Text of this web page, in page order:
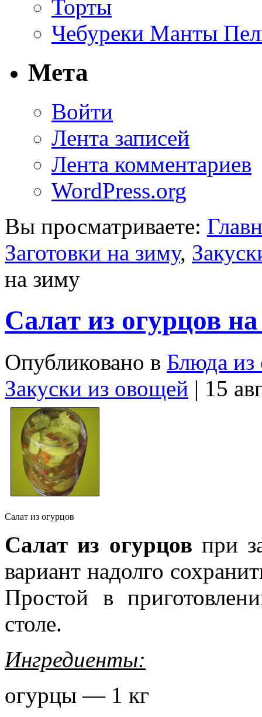
Торты
Чебуреки Манты
Мета
Войти
Лента записей
Лента комментариев
WordPress.org
Вы просматриваете:
Заготовки на зиму,
на зиму
Салат из огурцов
Опубликовано в Блюда
Закуски из овощей | 15
Салат из огурцов
Салат из огурцов при
вариант надолго
Простой в
столе.
Ингредиенты:
огурцы — 1 кг